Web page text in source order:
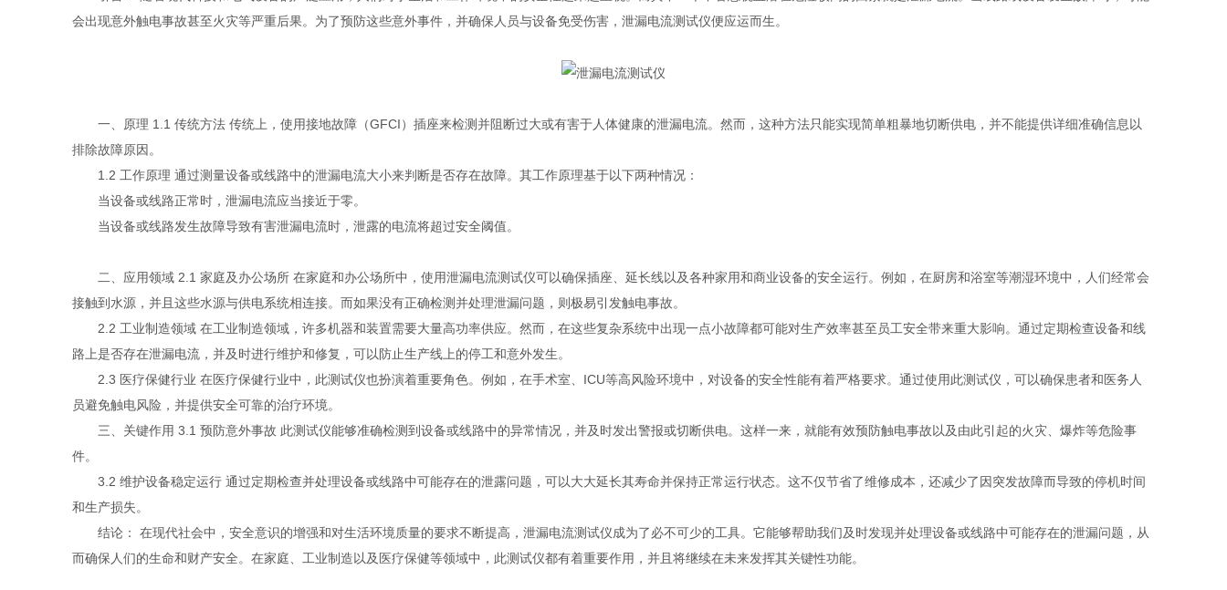
会出现意外触电事故甚至火灾等严重后果。为了预防这些意外事件，并确保人员与设备免受伤害，泄漏电流测试仪便应运而生。
一、原理 1.1 传统方法 传统上，使用接地故障（GFCI）插座来检测并阻断过大或有害于人体健康的泄漏电流。然而，这种方法只能实现简单粗暴地切断供电，并不能提供详细准确信息以
排除故障原因。
1.2 工作原理 通过测量设备或线路中的泄漏电流大小来判断是否存在故障。其工作原理基于以下两种情况：
当设备或线路正常时，泄漏电流应当接近于零。
当设备或线路发生故障导致有害泄漏电流时，泄露的电流将超过安全阈值。
二、应用领域 2.1 家庭及办公场所 在家庭和办公场所中，使用泄漏电流测试仪可以确保插座、延长线以及各种家用和商业设备的安全运行。例如，在厨房和浴室等潮湿环境中，人们经常会
接触到水源，并且这些水源与供电系统相连接。而如果没有正确检测并处理泄漏问题，则极易引发触电事故。
2.2 工业制造领域 在工业制造领域，许多机器和装置需要大量高功率供应。然而，在这些复杂系统中出现一点小故障都可能对生产效率甚至员工安全带来重大影响。通过定期检查设备和线
路上是否存在泄漏电流，并及时进行维护和修复，可以防止生产线上的停工和意外发生。
2.3 医疗保健行业 在医疗保健行业中，此测试仪也扮演着重要角色。例如，在手术室、ICU等高风险环境中，对设备的安全性能有着严格要求。通过使用此测试仪，可以确保患者和医务人
员避免触电风险，并提供安全可靠的治疗环境。
三、关键作用 3.1 预防意外事故 此测试仪能够准确检测到设备或线路中的异常情况，并及时发出警报或切断供电。这样一来，就能有效预防触电事故以及由此引起的火灾、爆炸等危险事
件。
3.2 维护设备稳定运行 通过定期检查并处理设备或线路中可能存在的泄露问题，可以大大延长其寿命并保持正常运行状态。这不仅节省了维修成本，还减少了因突发故障而导致的停机时间
和生产损失。
结论： 在现代社会中，安全意识的增强和对生活环境质量的要求不断提高，泄漏电流测试仪成为了必不可少的工具。它能够帮助我们及时发现并处理设备或线路中可能存在的泄漏问题，从
而确保人们的生命和财产安全。在家庭、工业制造以及医疗保健等领域中，此测试仪都有着重要作用，并且将继续在未来发挥其关键性功能。